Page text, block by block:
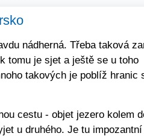
nádherná. Třeba taková
tomu je sjet a ještě se u toho
takových je poblíž hranic
cestu - objet jezero kolem
u druhého. Je tu